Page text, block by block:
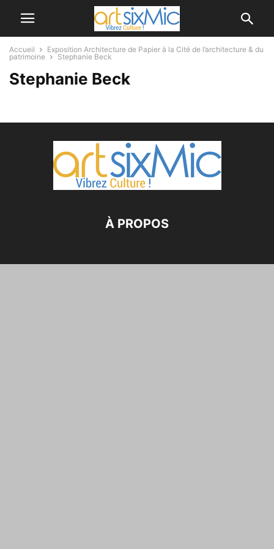
Accueil
Exposition Architecture de Papier à la Cité de l’architecture & du
patrimoine
Stephanie Beck
Stephanie Beck
À PROPOS